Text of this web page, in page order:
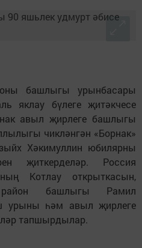
башлыгы урынбасары
яклау бүлеге җитәкчесе
авыл җирлеге башлыгы
чикләнгән «Борнак»
Хәкимуллин юбилярны
җиткерделәр. Россия
Котлау открыткасын,
башлыгы Рамил
урыны һәм авыл җирлеге
тапшырдылар.